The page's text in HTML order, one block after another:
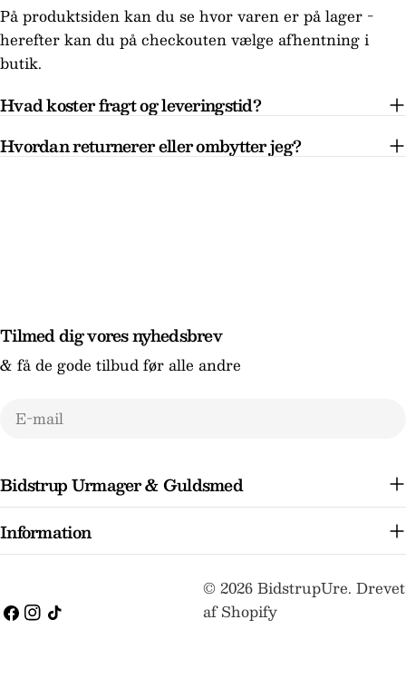
På produktsiden kan du se hvor varen er på lager -
herefter kan du på checkouten vælge afhentning i
butik.
Hvad koster fragt og leveringstid?
Hvordan returnerer eller ombytter jeg?
Bidstrup Urmager & Guldsmed
Information
Tilmed dig vores nyhedsbrev
& få de gode tilbud før alle andre
E-
Facebook
Instagram
TikTok
© 2026BidstrupUre. Drevet
af Shopify
Betalingsmetoder